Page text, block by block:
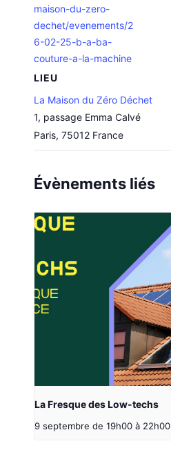
maison-du-zero-
dechet/evenements/2
6-02-25-b-a-ba-
couture-a-la-machine
LIEU
La Maison du Zéro Déchet
1, passage Emma Calvé
Paris, 75012 France
Évènements liés
La Fresque des Low-techs
9 septembre de 19h00 à 22h00